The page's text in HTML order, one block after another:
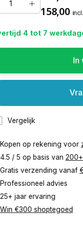
158,00
4 tot 7
In
Vergelijk
Kopen op rekening voor
4.5 / 5 op basis van
Gratis verzending vanaf
Professioneel advies
25+ jaar ervaring
Win €300 shoptegoed